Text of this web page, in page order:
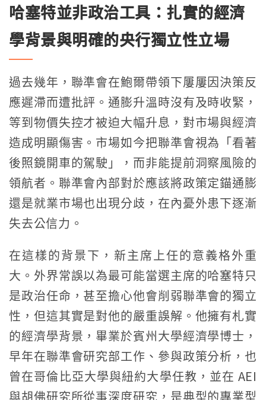
哈塞特並非政治工具：扎實的經濟
學背景與明確的央行獨立性立場
過去幾年，聯準會在鮑爾帶領下屢屢因決策反
應遲滯而遭批評。通膨升溫時沒有及時收緊，
等到物價失控才被迫大幅升息，對市場與經濟
造成明顯傷害。市場如今把聯準會視為「看著
後照鏡開車的駕駛」，而非能提前洞察風險的
領航者。聯準會內部對於應該將政策定錨通膨
還是就業市場也出現分歧，在內憂外患下逐漸
失去公信力。
在這樣的背景下，新主席上任的意義格外重
大。外界常誤以為最可能當選主席的哈塞特只
是政治任命，甚至擔心他會削弱聯準會的獨立
性，但這其實是對他的嚴重誤解。他擁有札實
的經濟學背景，畢業於賓州大學經濟學博士，
早年在聯準會研究部工作、參與政策分析，也
曾在哥倫比亞大學與紐約大學任教，並在 AEI
與胡佛研究所從事深度研究，是典型的專業型